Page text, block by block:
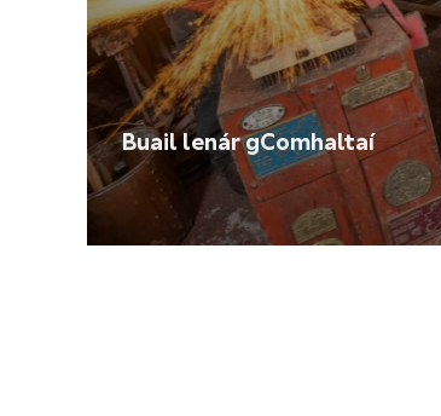
Buail lenár gComhaltaí